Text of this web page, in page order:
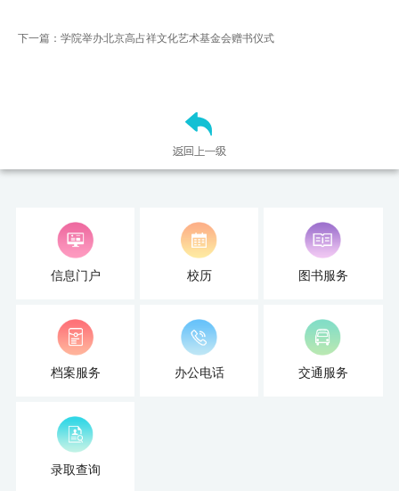
下一篇：学院举办北京高占祥文化艺术基金会赠书仪式
信息门户 校历 图书服务
档案服务 办公电话 交通服务
录取查询